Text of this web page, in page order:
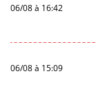
06/08 à 16:42
06/08 à 15:09